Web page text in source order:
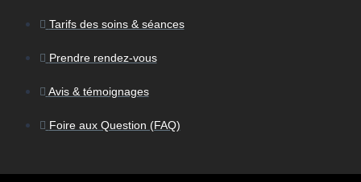
Tarifs des soins & séances
Prendre rendez-vous
Avis & témoignages
Foire aux Question (FAQ)